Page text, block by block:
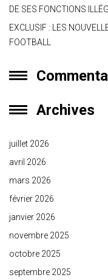
DE SES FONCTIONS
EXCLUSIF : LES
FOOTBALL
Archives
juillet 2026
avril 2026
mars 2026
février 2026
janvier 2026
novembre 2025
octobre 2025
septembre 2025